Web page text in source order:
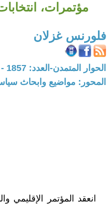
مؤتمرات،
فلورنس غزلان
الحوار المتمدن-العدد: 1857 - 2007 / 3 / 17 - 13:08
المحور: مواضيع وابحاث
انعقد المؤتمر الإقليمي